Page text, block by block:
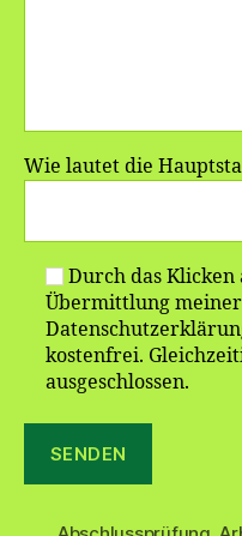
Wie lautet die
Durch das
Übermittlung
kostenfrei.
ausgeschlossen.